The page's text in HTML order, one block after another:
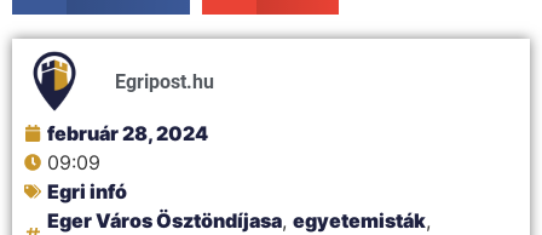
Egripost.hu
február 28, 2024
09:09
Egri infó
Eger Város Ösztöndíjasa, egyetemisták,